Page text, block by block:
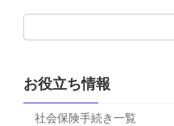
お役立ち情報
社会保険手続き一覧